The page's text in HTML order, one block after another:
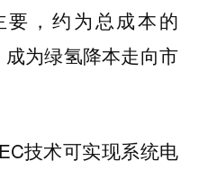
，约为总成本的
为绿氢降本走向市
技术可实现系统电